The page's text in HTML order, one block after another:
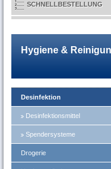
SCHNELLBESTELLUNG
Hygiene &
Desinfektion
Desinfektionsmittel
Spendersysteme
Drogerie